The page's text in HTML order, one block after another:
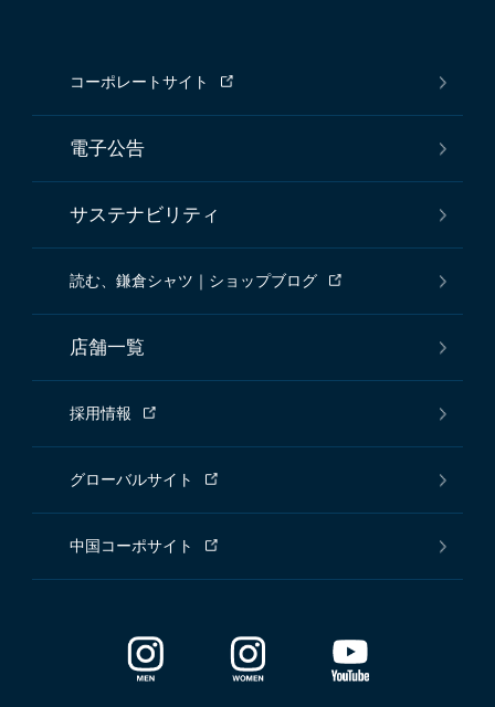
コーポレートサイト
電子公告
サステナビリティ
読む、鎌倉シャツ｜ショップブログ
店舗一覧
採用情報
グローバルサイト
中国コーポサイト